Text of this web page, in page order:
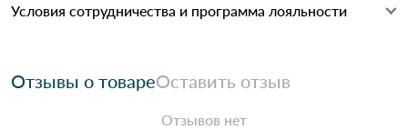
Условия сотрудничества и программа лояльности
Отзывы о товареОставить отзыв
Отзывов нет